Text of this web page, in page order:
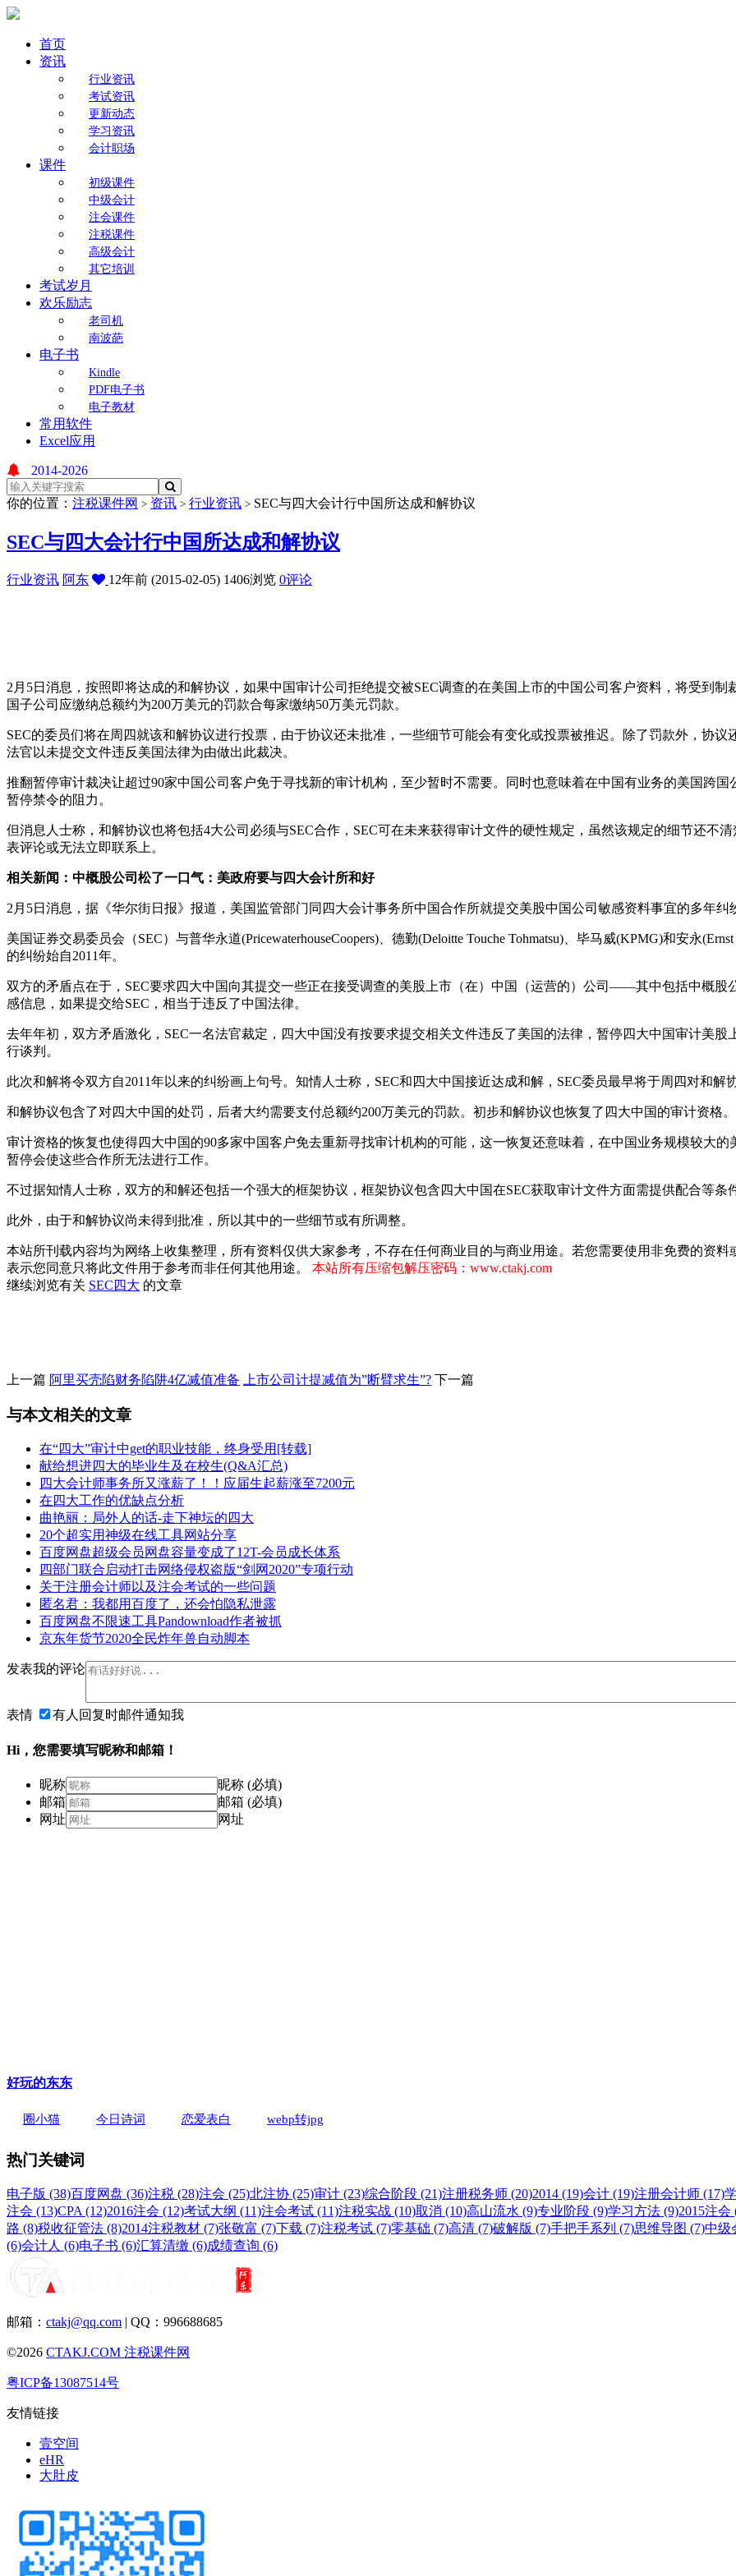
首页
资讯
行业资讯
考试资讯
更新动态
学习资讯
会计职场
课件
初级课件
中级会计
注会课件
注税课件
高级会计
其它培训
考试岁月
欢乐励志
老司机
南波葩
电子书
Kindle
PDF电子书
电子教材
常用软件
Excel应用
2014-2026
你的位置： 注税课件网 > 资讯 > 行业资讯 > SEC与四大会计行中国所达成和解协议
SEC与四大会计行中国所达成和解协议
行业资讯 阿东 12年前 (2015-02-05) 1406浏览 0评论
2月5日消息，按照即将达成的和解协议，如果中国审计公司拒绝提交被SEC调查的在美国上市的中国公司客户资料，将受到
国子公司应缴纳总额约为200万美元的罚款合每家缴纳50万美元罚款。
SEC的委员们将在周四就该和解协议进行投票，由于协议还未批准，一些细节可能会有变化或投票被推迟。除了罚款外，协
法官以未提交文件违反美国法律为由做出此裁决。
推翻暂停审计裁决让超过90家中国公司客户免于寻找新的审计机构，至少暂时不需要。同时也意味着在中国有业务的美国跨
暂停禁令的阻力。
但消息人士称，和解协议也将包括4大公司必须与SEC合作，SEC可在未来获得审计文件的硬性规定，虽然该规定的细节还不
表评论或无法立即联系上。
相关新闻：中概股公司松了一口气：美政府要与四大会计所和好
2月5日消息，据《华尔街日报》报道，美国监管部门同四大会计事务所中国合作所就提交美股中国公司敏感资料事宜的多年纠
美国证券交易委员会（SEC）与普华永道(PricewaterhouseCoopers)、德勤(Deloitte Touche Tohmatsu)、毕马威(KPMG)和安永
的纠纷始自2011年。
双方的矛盾点在于，SEC要求四大中国向其提交一些正在接受调查的美股上市（在）中国（运营的）公司——其中包括中概
感信息，如果提交给SEC，相当于违反了中国法律。
去年年初，双方矛盾激化，SEC一名法官裁定，四大中国没有按要求提交相关文件违反了美国的法律，暂停四大中国审计美
行谈判。
此次和解将令双方自2011年以来的纠纷画上句号。知情人士称，SEC和四大中国接近达成和解，SEC委员最早将于周四对和解
和解协议包含了对四大中国的处罚，后者大约需要支付总额约200万美元的罚款。初步和解协议也恢复了四大中国的审计资格。
审计资格的恢复也使得四大中国的90多家中国客户免去重新寻找审计机构的可能，这一恢复还意味着，在中国业务规模较大
暂停会使这些合作所无法进行工作。
不过据知情人士称，双方的和解还包括一个强大的框架协议，框架协议包含四大中国在SEC获取审计文件方面需提供配合等条
此外，由于和解协议尚未得到批准，所以其中的一些细节或有所调整。
本站所刊载内容均为网络上收集整理，所有资料仅供大家参考，不存在任何商业目的与商业用途。若您需要使用非免费的资
表示您同意只将此文件用于参考而非任何其他用途。 本站所有压缩包解压密码：www.ctakj.com
继续浏览有关 SEC 四大 的文章
上一篇 阿里买壳陷财务陷阱4亿减值准备 上市公司计提减值为”断臂求生”? 下一篇
与本文相关的文章
在“四大”审计中get的职业技能，终身受用[转载]
献给想进四大的毕业生及在校生(Q&A汇总)
四大会计师事务所又涨薪了！！应届生起薪涨至7200元
在四大工作的优缺点分析
曲艳丽：局外人的话-走下神坛的四大
20个超实用神级在线工具网站分享
百度网盘超级会员网盘容量变成了12T-会员成长体系
四部门联合启动打击网络侵权盗版“剑网2020”专项行动
关于注册会计师以及注会考试的一些问题
匿名君：我都用百度了，还会怕隐私泄露
百度网盘不限速工具Pandownload作者被抓
京东年货节2020全民炸年兽自动脚本
发表我的评论
表情 有人回复时邮件通知我
Hi，您需要填写昵称和邮箱！
昵称
昵称 (必填)
邮箱
邮箱 (必填)
网址
网址
好玩的东东
圈小猫 今日诗词 恋爱表白 webp转jpg
热门关键词
电子版 (38)百度网盘 (36)注税 (28)注会 (25)北注协 (25)审计 (23)综合阶段 (21)注册税务师 (20)2014 (19)会计 (19)注册会计师 (17)
注会 (13)CPA (12)2016注会 (12)考试大纲 (11)注会考试 (11)注税实战 (10)取消 (10)高山流水 (9)专业阶段 (9)学习方法 (9)2015注会
路 (8)税收征管法 (8)2014注税教材 (7)张敬富 (7)下载 (7)注税考试 (7)零基础 (7)高清 (7)破解版 (7)手把手系列 (7)思维导图 (7)中级
(6)会计人 (6)电子书 (6)汇算清缴 (6)成绩查询 (6)
邮箱： ctakj@qq.com | QQ：996688685
©2026 CTAKJ.COM 注税课件网
粤ICP备13087514号
友情链接
壹空间
eHR
大肚皮